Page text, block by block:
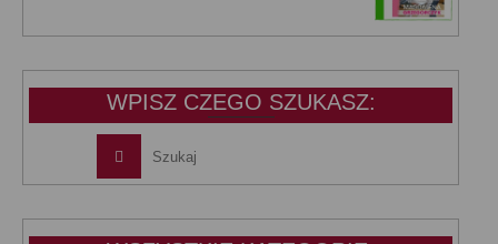
wynosiła:wynosi:
WPISZ CZEGO SZUKASZ: